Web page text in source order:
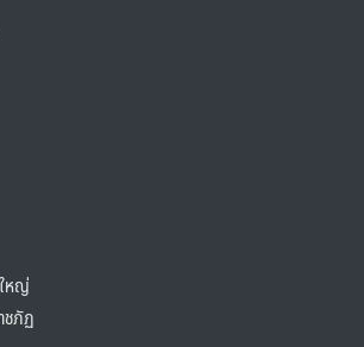
หญ่
ภัฏ